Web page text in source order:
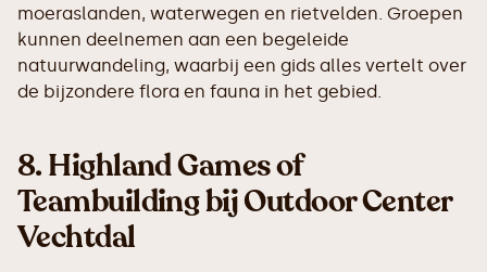
moeraslanden, waterwegen en rietvelden. Groepen
kunnen deelnemen aan een begeleide
natuurwandeling, waarbij een gids alles vertelt over
de bijzondere flora en fauna in het gebied.
8.Highland Games of
Teambuilding bij Outdoor Center
Vechtdal